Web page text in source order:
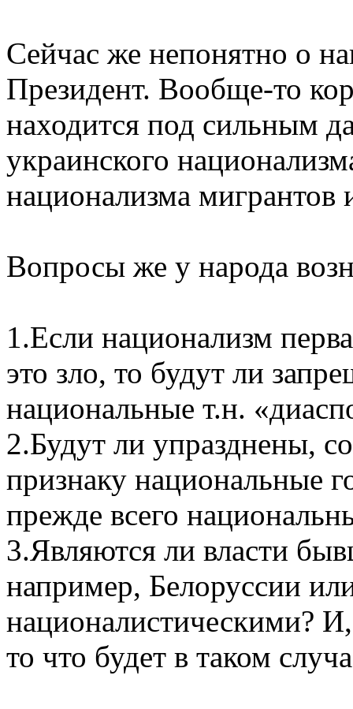
Сейчас же непонятно о
Президент. Вообще-то
находится под сильным
украинского
национализма мигрантов
Вопросы же у народа
1.Если национализм
это зло, то будут ли
национальные т.н.
2.Будут ли упразднены,
признаку национальные
прежде всего
3.Являются ли власти
например, Белоруссии
националистическими?
то что будет в таком